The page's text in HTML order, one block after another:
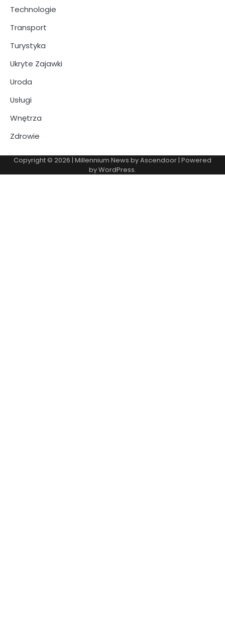
Technologie
Transport
Turystyka
Ukryte Zajawki
Uroda
Usługi
Wnętrza
Zdrowie
Copyright © 2026 | Millennium News byAscendoor| Powered
byWordPress.